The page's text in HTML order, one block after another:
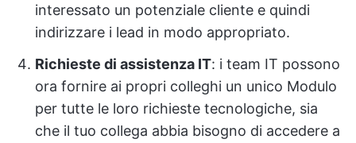
interessato un potenziale cliente e quindi
indirizzare i lead in modo appropriato.
Richieste di assistenza IT: i team IT possono
ora fornire ai propri colleghi un unico Modulo
per tutte le loro richieste tecnologiche, sia
che il tuo collega abbia bisogno di accedere a